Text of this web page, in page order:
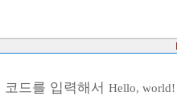
코드를 입력해서Hello, world!